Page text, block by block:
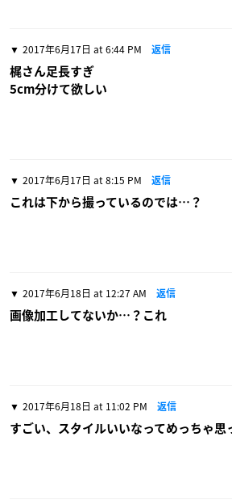
2017年6月17日 at 6:44 PM 返信
梶さん足長すぎ
5cm分けて欲しい
2017年6月17日 at 8:15 PM 返信
これは下から撮っているのでは…？
2017年6月18日 at 12:27 AM 返信
画像加工してないか…？これ
2017年6月18日 at 11:02 PM 返信
すごい、スタイルいいなってめっちゃ思